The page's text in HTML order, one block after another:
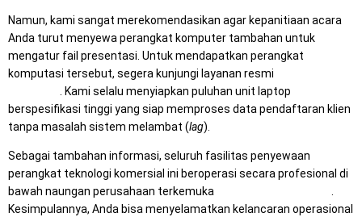
Namun, kami sangat merekomendasikan agar kepanitiaan acara
Anda turut menyewa perangkat komputer tambahan untuk
mengatur fail presentasi. Untuk mendapatkan perangkat
komputasi tersebut, segera kunjungi layanan resmi
. Kami selalu menyiapkan puluhan unit laptop
berspesifikasi tinggi yang siap memproses data pendaftaran klien
tanpa masalah sistem melambat (lag).
Sebagai tambahan informasi, seluruh fasilitas penyewaan
perangkat teknologi komersial ini beroperasi secara profesional di
bawah naungan perusahaan terkemuka
Kesimpulannya, Anda bisa menyelamatkan kelancaran operasional